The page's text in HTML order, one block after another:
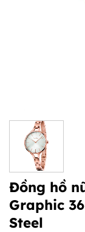
Đồng hồ
Graphic
Steel